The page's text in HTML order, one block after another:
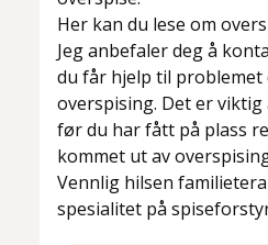
Her kan du lese om
Jeg anbefaler deg å
du får hjelp til problemet
overspising. Det er
før du har fått på plass
kommet ut av
Vennlig hilsen
spesialitet på